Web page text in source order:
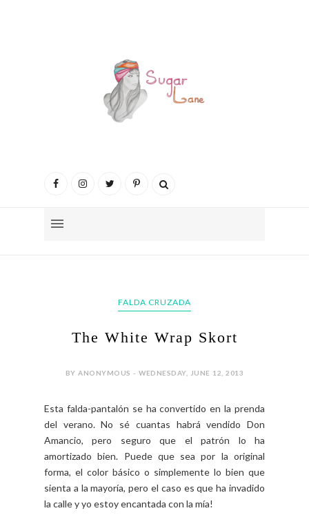
FALDA CRUZADA
The White Wrap Skort
BY ANONYMOUS - WEDNESDAY, JUNE 12, 2013
Esta falda-pantalón se ha convertido en la prenda
del verano. No sé cuantas habrá vendido Don
Amancio, pero seguro que el patrón lo ha
amortizado bien. Puede que sea por la original
forma, el color básico o simplemente lo bien que
sienta a la mayoría, pero el caso es que ha invadido
la calle y yo estoy encantada con la mía!